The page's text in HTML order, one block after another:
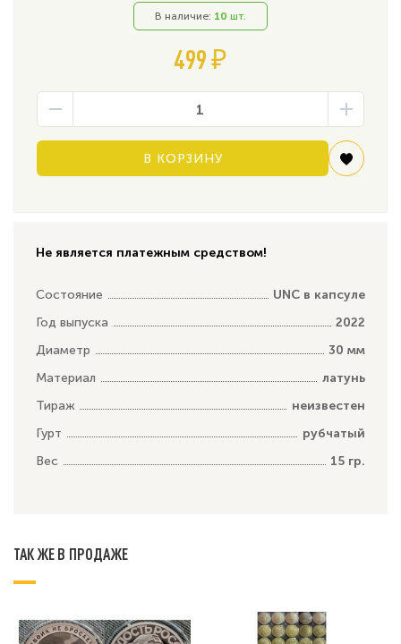
В наличие: 10 шт.
499 ₽
В КОРЗИНУ
Не является платежным средством!
Состояние
UNC в капсуле
Год выпуска
2022
Диаметр
30 мм
Материал
латунь
Тираж
неизвестен
Гурт
рубчатый
Вес
15 гр.
ТАК ЖЕ В ПРОДАЖЕ